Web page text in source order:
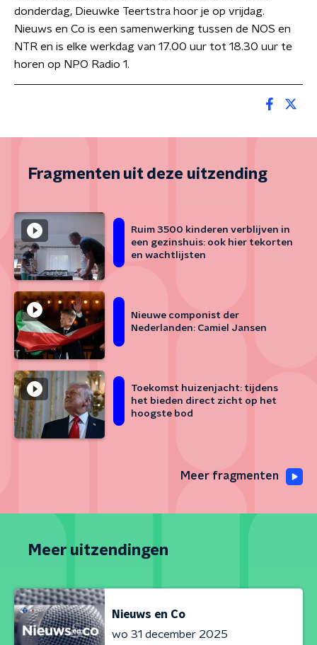
donderdag, Dieuwke Teertstra hoor je op vrijdag.
Nieuws en Co is een samenwerking tussen de NOS en
NTR en is elke werkdag van 17.00 uur tot 18.30 uur te
horen op NPO Radio 1.
Fragmenten uit deze uitzending
Ruim 3500 kinderen verblijven in
een gezinshuis: ook hier tekorten
en wachtlijsten
Nieuwe componist der
Nederlanden: Camiel Jansen
Toekomst huizenjacht: tijdens
het bieden direct zicht op het
hoogste bod
Meer fragmenten
Meer uitzendingen
Nieuws en Co
wo 31 december 2025